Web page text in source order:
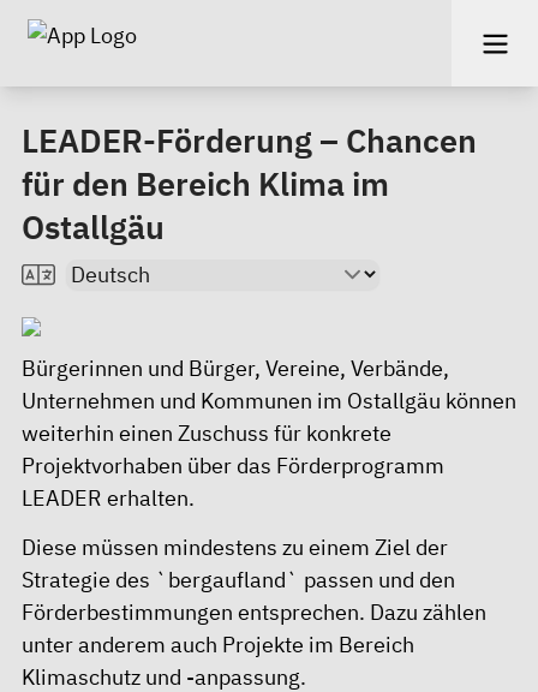
LEADER-Förderung – Chancen
für den Bereich Klima im
Ostallgäu
Bürgerinnen und Bürger, Vereine, Verbände,
Unternehmen und Kommunen im Ostallgäu können
weiterhin einen Zuschuss für konkrete
Projektvorhaben über das Förderprogramm
LEADER erhalten.
Diese müssen mindestens zu einem Ziel der
Strategie des `bergaufland` passen und den
Förderbestimmungen entsprechen. Dazu zählen
unter anderem auch Projekte im Bereich
Klimaschutz und -anpassung.